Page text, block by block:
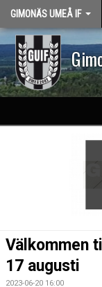
GIMONÄS UMEÅ IF
VISION & VÄRDEGRUND
Välkommen
17 augusti
2023-06-20 16:00